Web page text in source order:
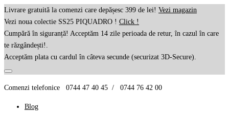
Livrare gratuită la comenzi care depășesc 399 de lei! Vezi magazin
Vezi noua colectie SS25 PIQUADRO ! Click !
Cumpără în siguranță! Acceptăm 14 zile perioada de retur, în cazul în care
te răzgândești!.
Acceptăm plata cu cardul în câteva secunde (securizat 3D-Secure).
Comenzi telefonice 0744 47 40 45 / 0744 76 42 00
Blog